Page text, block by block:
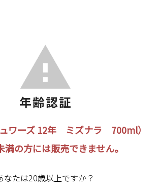
ワーズ 12年 ミズナラ 700ml）
満の方には販売できません。
なたは20歳以上ですか？